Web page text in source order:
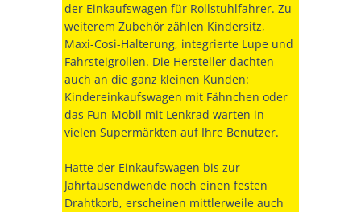
der Einkaufswagen für Rollstuhlfahrer. Zu
weiterem Zubehör zählen Kindersitz,
Maxi-Cosi-Halterung, integrierte Lupe und
Fahrsteigrollen. Die Hersteller dachten
auch an die ganz kleinen Kunden:
Kindereinkaufswagen mit Fähnchen oder
das Fun-Mobil mit Lenkrad warten in
vielen Supermärkten auf Ihre Benutzer.
Hatte der Einkaufswagen bis zur
Jahrtausendwende noch einen festen
Drahtkorb, erscheinen mittlerweile auch